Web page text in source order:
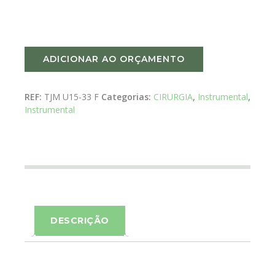
ADICIONAR AO ORÇAMENTO
REF: TJM U15-33 F Categorias: CIRURGIA, Instrumental,
Instrumental
DESCRIÇÃO